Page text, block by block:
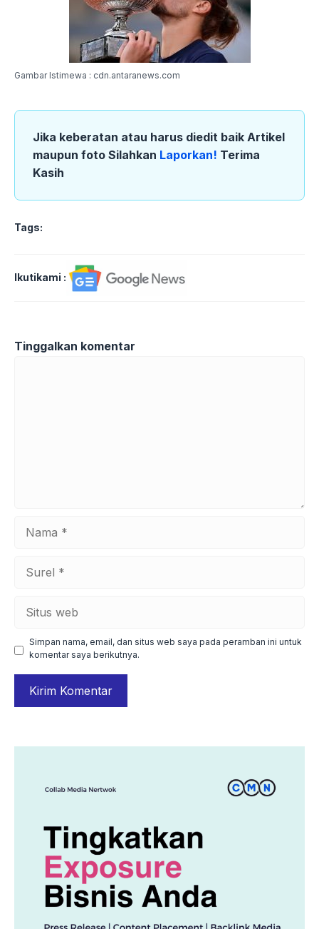
Gambar Istimewa : cdn.antaranews.com
Jika keberatan atau harus diedit baik Artikel
maupun foto Silahkan Laporkan! Terima
Kasih
Tags:
Ikutikami :
Tinggalkan komentar
web
Simpan nama, email, dan situs web saya pada peramban ini untuk
komentar saya berikutnya.